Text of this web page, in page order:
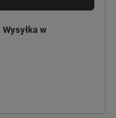
Wysyłka w